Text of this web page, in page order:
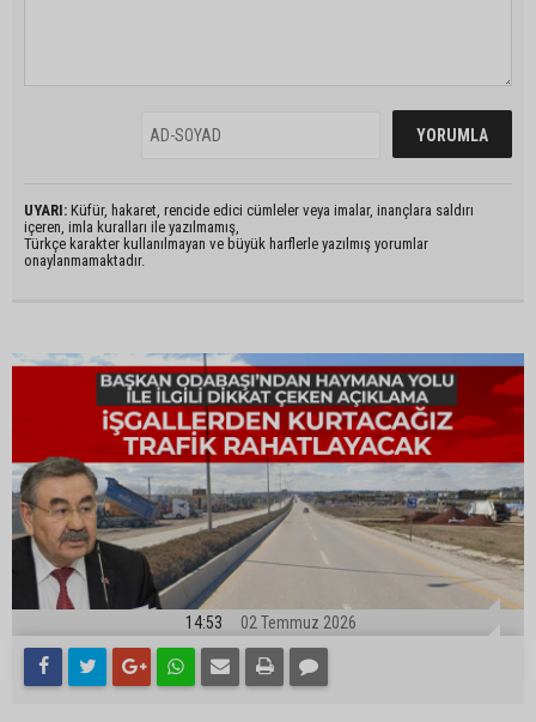
UYARI: Küfür, hakaret, rencide edici cümleler veya imalar, inançlara saldırı
içeren, imla kuralları ile yazılmamış,
Türkçe karakter kullanılmayan ve büyük harflerle yazılmış yorumlar
onaylanmamaktadır.
14:53 02 Temmuz 2026